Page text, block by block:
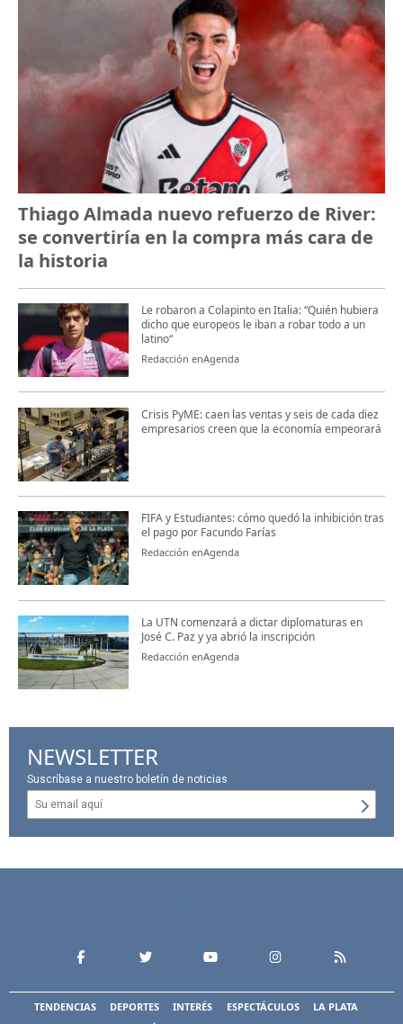
Thiago Almada nuevo refuerzo de River:
se convertiría en la compra más cara de
la historia
Le robaron a Colapinto en Italia: “Quién hubiera
dicho que europeos le iban a robar todo a un
latino“
Redacción enAgenda
Crisis PyME: caen las ventas y seis de cada diez
empresarios creen que la economía empeorará
FIFA y Estudiantes: cómo quedó la inhibición tras
el pago por Facundo Farías
Redacción enAgenda
La UTN comenzará a dictar diplomaturas en
José C. Paz y ya abrió la inscripción
Redacción enAgenda
NEWSLETTER
Suscríbase a nuestro boletín de noticias
TENDENCIAS DEPORTES INTERÉS ESPECTÁCULOS
LA PLATA